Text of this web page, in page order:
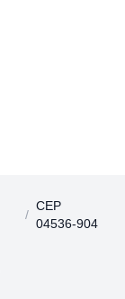
/
CEP
04536-904